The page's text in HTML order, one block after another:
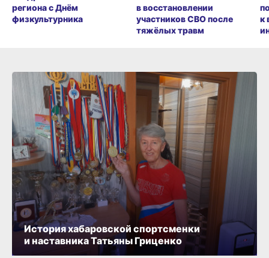
региона с Днём
физкультурника
в восстановлении
участников СВО после
тяжёлых травм
к
История хабаровской спортсменки
и наставника Татьяны Гриценко